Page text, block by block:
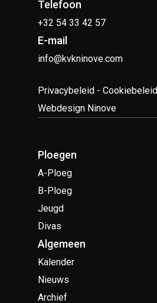
Telefoon
+32 54 33 42 57
E-mail
info@kvkninove.com
Privacybeleid -Cookiebeleid
Webdesign Ninove
Ploegen
A-Ploeg
B-Ploeg
Jeugd
Divas
Algemeen
Kalender
Nieuws
Archief